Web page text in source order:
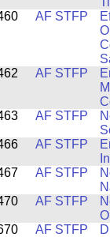
AF STFP
AF STFP
AF STFP
AF STFP
AF STFP
AF STFP
AF STFP